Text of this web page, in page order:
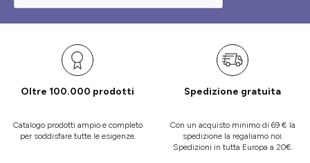
Oltre 100.000 prodotti
Catalogo prodotti ampio e completo
per soddisfare tutte le esigenze.
Spedizione gratuita
Con un acquisto minimo di 69 € la
spedizione la regaliamo noi.
Spedizioni in tutta Europa a 20€.